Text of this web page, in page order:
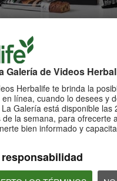
Galería de Videos
Herbalife te brinda la
línea, cuando lo desees y
Galería está disponible las
la semana, para ofrecerte
bien informado y
Protein Bar
ACHIEVE!